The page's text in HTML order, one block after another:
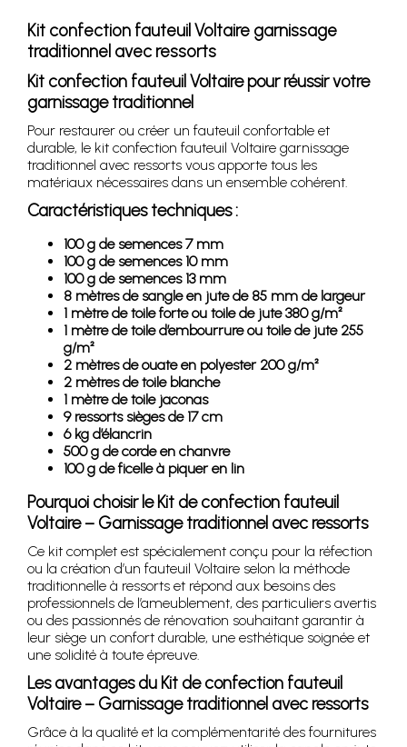
Kit confection fauteuil Voltaire garnissage
traditionnel avec ressorts
Kit confection fauteuil Voltaire pour réussir votre
garnissage traditionnel
Pour restaurer ou créer un fauteuil confortable et
durable, le kit confection fauteuil Voltaire garnissage
traditionnel avec ressorts vous apporte tous les
matériaux nécessaires dans un ensemble cohérent.
Caractéristiques techniques :
100 g de semences 7 mm
100 g de semences 10 mm
100 g de semences 13 mm
8 mètres de sangle en jute de 85 mm de largeur
1 mètre de toile forte ou toile de jute 380 g/m²
1 mètre de toile d’embourrure ou toile de jute 255
g/m²
2 mètres de ouate en polyester 200 g/m²
2 mètres de toile blanche
1 mètre de toile jaconas
9 ressorts sièges de 17 cm
6 kg d’élancrin
500 g de corde en chanvre
100 g de ficelle à piquer en lin
Pourquoi choisir le Kit de confection fauteuil
Voltaire – Garnissage traditionnel avec ressorts
Ce kit complet est spécialement conçu pour la réfection
ou la création d’un fauteuil Voltaire selon la méthode
traditionnelle à ressorts et répond aux besoins des
professionnels de l’ameublement, des particuliers avertis
ou des passionnés de rénovation souhaitant garantir à
leur siège un confort durable, une esthétique soignée et
une solidité à toute épreuve.
Les avantages du Kit de confection fauteuil
Voltaire – Garnissage traditionnel avec ressorts
Grâce à la qualité et la complémentarité des fournitures